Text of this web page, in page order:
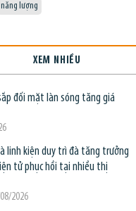
năng lượng
XEM NHIỀU
đối mặt làn sóng tăng giá
linh kiện duy trì đà tăng trưởng
tử phục hồi tại nhiều thị
2026